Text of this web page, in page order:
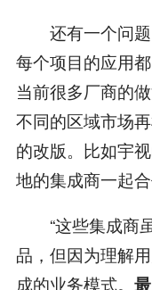
还有一个问题
每个项目的应用
当前很多厂商的
不同的区域市场
的改版。比如宇
地的集成商一起
“这些集成商虽
品，但因为理解
成的业务模式。